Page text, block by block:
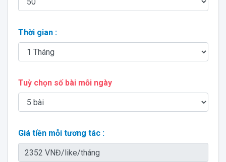
Thời gian :
Tuỳ chọn số bài mỗi ngày
Giá tiền mỗi tương tác :